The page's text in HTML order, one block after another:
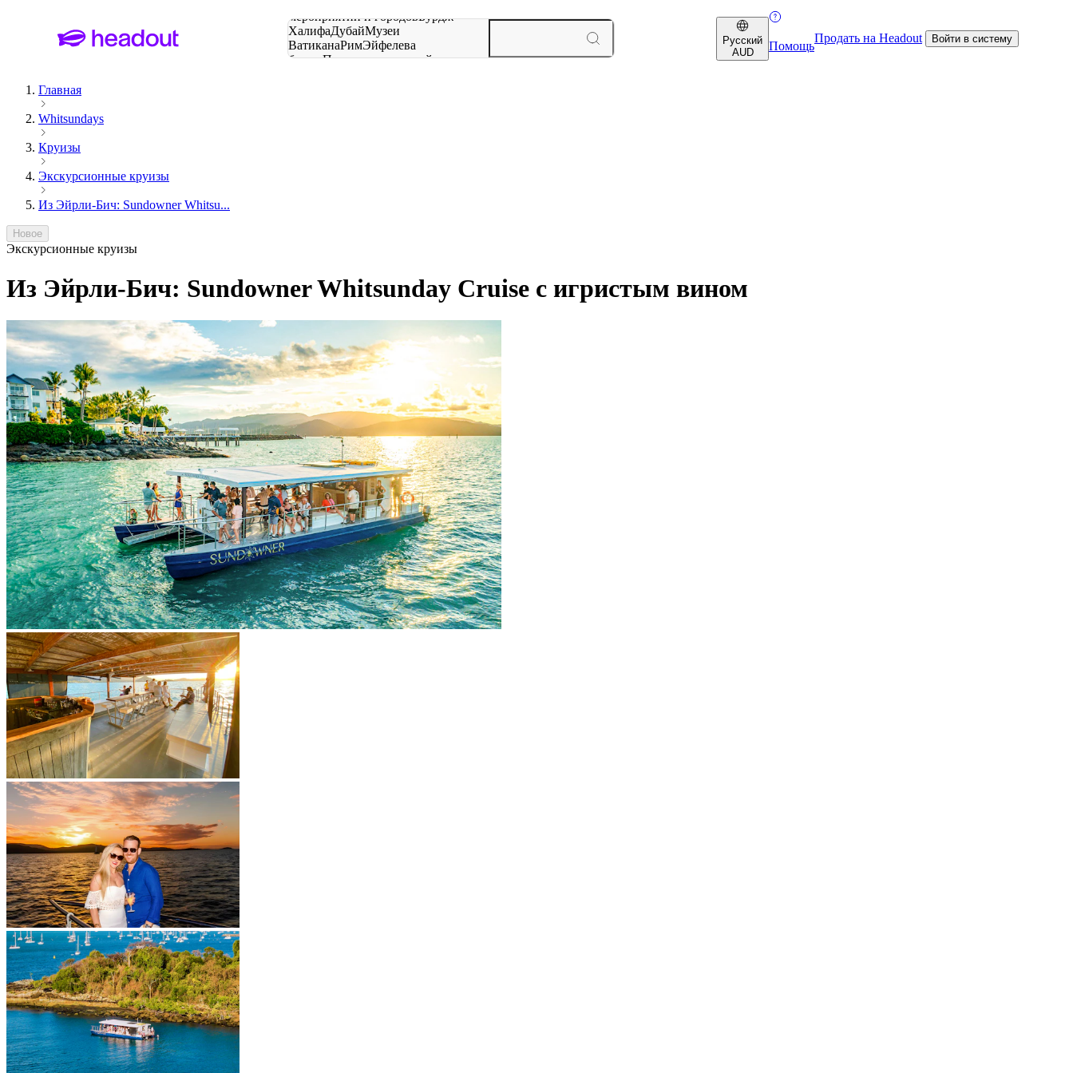
мероприятий и городовБурдж-
ХалифаДубайМузеи
ВатиканаРимЭйфелева
башняПарижмероприятий и
Русский
AUD
Помощь
Продать на Headout Войти в систему
Главная
Whitsundays
Круизы
Экскурсионные круизы
Из Эйрли-Бич: Sundowner Whitsu...
Новое
Экскурсионные круизы
Из Эйрли-Бич: Sundowner Whitsunday Cruise с игристым вином